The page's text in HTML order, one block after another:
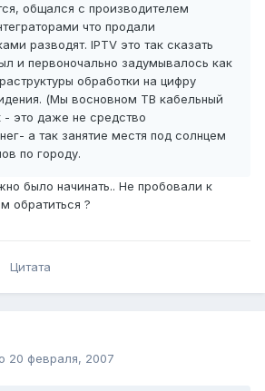
общался с производителем
что продали
разводят. IPTV это так сказать
и первоночально задумывалось как
обработки на цифру
(Мы восновном ТВ кабельный
- это даже не средство
а так занятие местя под солнцем
по городу.
было начинать.. Не пробовали к
обратиться ?
Цитата
20 февраля, 2007